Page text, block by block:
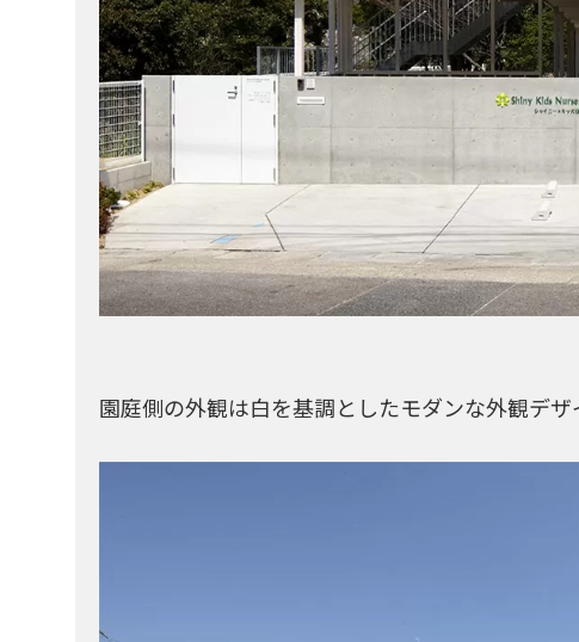
園庭側の外観は白を基調としたモダンな外観デザ